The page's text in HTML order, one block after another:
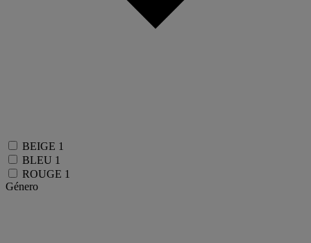
BEIGE 1
BLEU 1
ROUGE 1
Género